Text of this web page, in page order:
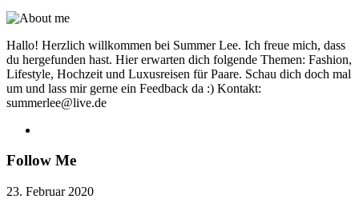
Hallo! Herzlich willkommen bei Summer Lee. Ich freue mich, dass
du hergefunden hast. Hier erwarten dich folgende Themen: Fashion,
Lifestyle, Hochzeit und Luxusreisen für Paare. Schau dich doch mal
um und lass mir gerne ein Feedback da :) Kontakt:
summerlee@live.de
Follow Me
23. Februar 2020